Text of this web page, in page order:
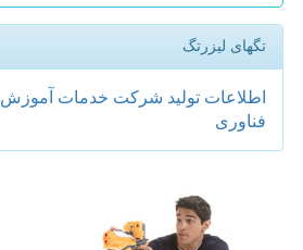
تگهای لیزرتگ
اطلاعات تولید شركت خدمات آموزش
فناوری